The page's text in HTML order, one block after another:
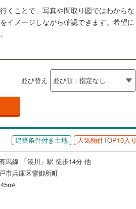
くことで、写真や間取り図ではわからな
イメージしながら確認できます。希望に
並び替え
建築条件付き土地 人気物件TOP10入り
馬線 「湊川」駅 徒歩14分 他
市兵庫区雪御所町
2
岡 三重
山 広島 山口
高知
崎
で検索する
洲本市(1)
相生市(0)
小野市(0)
宍粟市(0)
川辺郡猪名川町(
で検索するこの条件で検索する
阪急今津線(123)
阪急宝塚本線(104
山陽電鉄本線 ( 45)
京都丹後鉄道宮豊線(0)
で検索するこの条件で検索する
IT重説可（0 ）
この条件で検索する
保存した条件を見る
検索条件を保存する
イページ
お気に入りリストを見る
閉じる
お気に入りリストを見る
閉じる